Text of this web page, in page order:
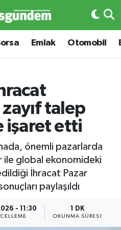
Emlak Otomobil
talep
işaret etti
önemli pazarlarda
ile global ekonomideki
İhracat Pazar
paylaşıldı
- 11:30 1 DK
OKUNMA SÜRESI